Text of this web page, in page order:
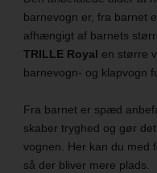
barnevogn er, fra barnet
afhængigt af barnets
TRILLE Royal en større
barnevogn- og klapvogn
Fra barnet er spæd
skaber tryghed og gør
vognen. Her kan du med
så der bliver mere plads.